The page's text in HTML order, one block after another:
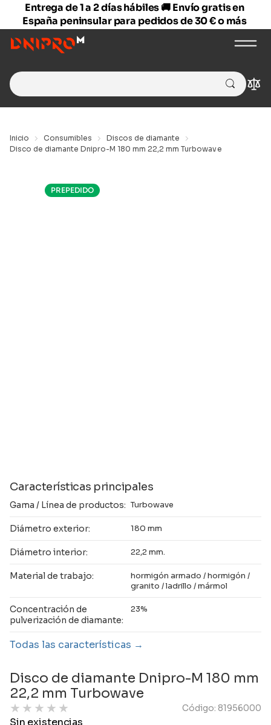
Entrega de 1 a 2 días hábiles 🚚 Envío gratis en
España peninsular para pedidos de 30 € o más
Search
for:
Inicio Consumibles
Discos de diamante
Disco de diamante Dnipro-M 180 mm 22,2 mm Turbowave
PREPEDIDO
Características principales
Gama / Línea de productos: Turbowave
Diámetro exterior: 180 mm
Diámetro interior: 22,2 mm.
Material de trabajo:
hormigón armado / hormigón /
granito / ladrillo / mármol
Concentración de
pulverización de diamante:
23%
Todas las características
Disco de diamante Dnipro-M 180 mm
22,2 mm Turbowave
★ ★ ★ ★ ★ Código: 81956000
Sin existencias